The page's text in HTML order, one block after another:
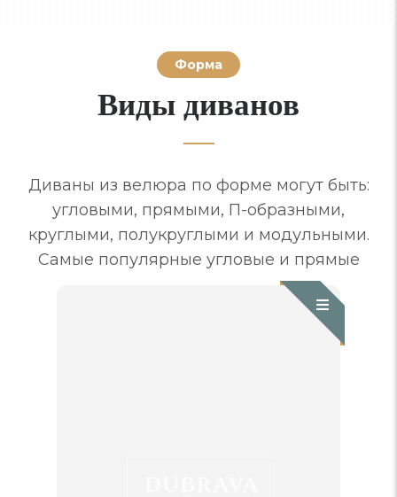
Форма
Виды диванов
Диваны из велюра по форме могут быть:
угловыми, прямыми, П-образными,
круглыми, полукруглыми и модульными.
Самые популярные угловые и прямые